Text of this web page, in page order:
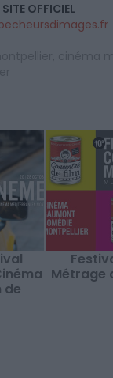
SITE OFFICIEL
,
de
Métrage